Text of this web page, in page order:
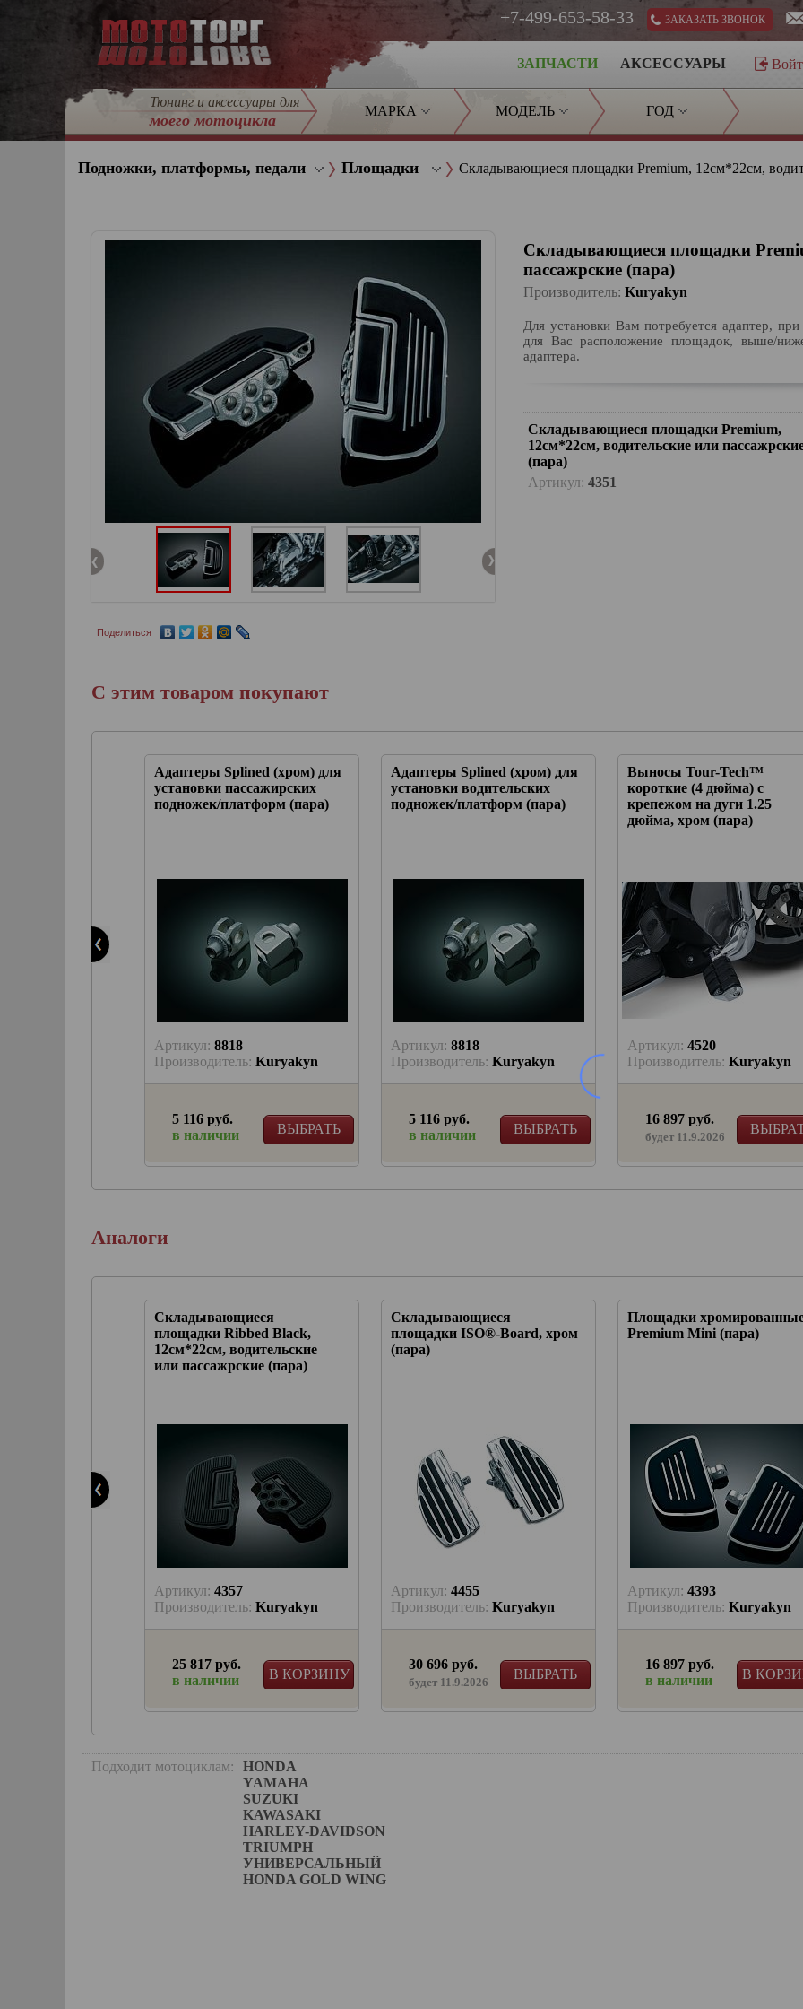
ЗАКАЗАТЬ ЗВОНОК
+7-499-653-58-33
АКСЕССУАРЫ
ЗАПЧАСТИ
Тюнинг и аксессуары для
моего мотоцикла
МАРКА МОДЕЛЬ ГОД
Подножки, платформы, педали Площадки Складывающиеся площадки Premium, 12см*22см,
Складывающиеся площадки
пассажрские (пара)
Производитель: Kuryakyn
Для установки Вам потребуется адаптер,
для Вас расположение площадок, выше/
адаптера.
Складывающиеся площадки Premium,
12см*22см, водительские или
(пара)
Артикул: 4351
Поделиться
С этим товаром покупают
Адаптеры Splined (хром) для
установки пассажирских
подножек/платформ (пара)
Артикул: 8818
Производитель: Kuryakyn
ВЫБРАТЬ
5 116 руб.
в наличии
Адаптеры Splined (хром) для
установки водительских
подножек/платформ (пара)
Артикул: 8818
Производитель: Kuryakyn
ВЫБРАТЬ
5 116 руб.
в наличии
Выносы Tour-Tech™
короткие (4 дюйма) с
крепежом на дуги 1.25
дюйма, хром (пара)
Артикул: 4520
Производитель: Kuryakyn
16 897 руб.
будет 11.9.2026
Аналоги
Складывающиеся
площадки Ribbed Black,
12см*22см, водительские
или пассажрские (пара)
Артикул: 4357
Производитель: Kuryakyn
В КОРЗИНУ
25 817 руб.
в наличии
Складывающиеся
площадки ISO®-Board, хром
(пара)
Артикул: 4455
Производитель: Kuryakyn
ВЫБРАТЬ
30 696 руб.
будет 11.9.2026
Площадки
Premium Mini (пара)
Артикул: 4393
Производитель: Kuryakyn
В
16 897 руб.
в наличии
Подходит мотоциклам:
HONDA
YAMAHA
SUZUKI
KAWASAKI
HARLEY-DAVIDSON
TRIUMPH
УНИВЕРСАЛЬНЫЙ
HONDA GOLD WING